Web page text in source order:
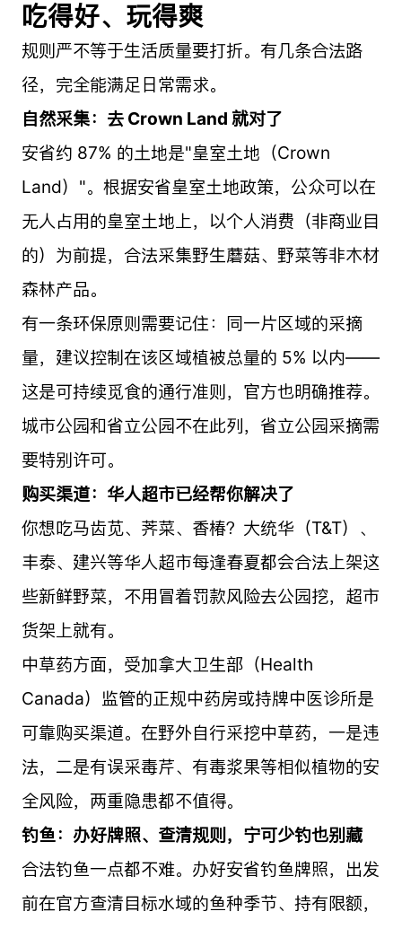
吃得好、玩得爽
规则严不等于生活质量要打折。有几条合法路
径，完全能满足日常需求。
自然采集：去 Crown Land 就对了
安省约 87% 的土地是"皇室土地（Crown
Land）"。根据安省皇室土地政策，公众可以在
无人占用的皇室土地上，以个人消费（非商业目
的）为前提，合法采集野生蘑菇、野菜等非木材
森林产品。
有一条环保原则需要记住：同一片区域的采摘
量，建议控制在该区域植被总量的 5% 以内——
这是可持续觅食的通行准则，官方也明确推荐。
城市公园和省立公园不在此列，省立公园采摘需
要特别许可。
购买渠道：华人超市已经帮你解决了
你想吃马齿苋、荠菜、香椿？大统华（T&T）、
丰泰、建兴等华人超市每逢春夏都会合法上架这
些新鲜野菜，不用冒着罚款风险去公园挖，超市
货架上就有。
中草药方面，受加拿大卫生部（Health
Canada）监管的正规中药房或持牌中医诊所是
可靠购买渠道。在野外自行采挖中草药，一是违
法，二是有误采毒芹、有毒浆果等相似植物的安
全风险，两重隐患都不值得。
钓鱼：办好牌照、查清规则，宁可少钓也别藏
合法钓鱼一点都不难。办好安省钓鱼牌照，出发
前在官方查清目标水域的鱼种季节、持有限额，